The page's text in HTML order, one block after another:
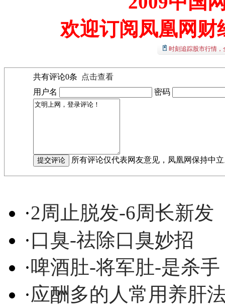
欢迎订阅凤凰网财
时刻追踪股市行情
共有评论0条
点击查看
用户名
密码
所有评论仅代表网友意见，凤凰网保持中
·2周止脱发-6周长新发
·口臭-祛除口臭妙招
·啤酒肚-将军肚-是杀手
·应酬多的人常用养肝